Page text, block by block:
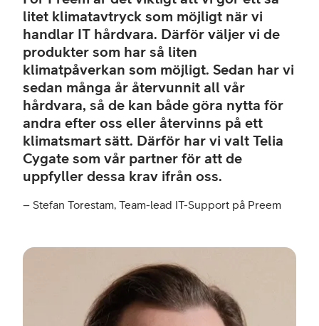
litet klimatavtryck som möjligt när vi
handlar IT hårdvara. Därför väljer vi de
produkter som har så liten
klimatpåverkan som möjligt. Sedan har vi
sedan många år återvunnit all vår
hårdvara, så de kan både göra nytta för
andra efter oss eller återvinns på ett
klimatsmart sätt. Därför har vi valt Telia
Cygate som vår partner för att de
uppfyller dessa krav ifrån oss.
– Stefan Torestam, Team-lead IT-Support på Preem
–